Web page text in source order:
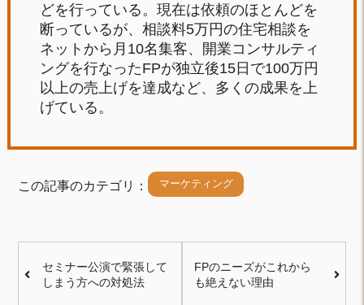
どを行っている。現在は依頼のほとんどを
断っているが、相談料5万円の住宅相談を
ネットから月10名集客、開業コンサルティ
ングを行なったFPが独立後15日で100万円
以上の売上げを達成など、多くの成果を上
げている。
この記事のカテゴリ： マーケティング
セミナー公演で緊張して
しまう方への対処法
FPのニーズがこれから
も絶えない理由